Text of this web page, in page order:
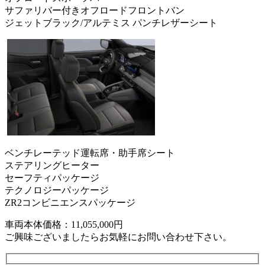
サファリバー付きオフロードフロントバン
ジェットブラック/アルテミス パンチレザーシート
ベンチレーテッド運転席・助手席シート
ステアリングヒーター
セーフティパッケージ
テクノロジーパッケージ
ZR2コンビニエンスパッケージ
車両本体価格：11,055,000円
ご興味ございましたらお気軽にお問い合わせ下さい。